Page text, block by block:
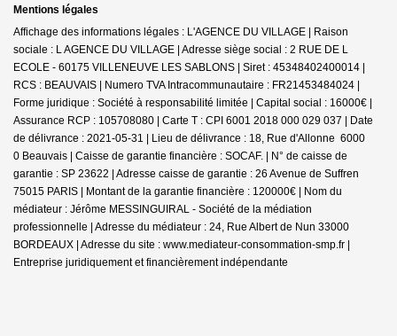
Mentions légales
Affichage des informations légales : L'AGENCE DU VILLAGE | Raison
sociale : L AGENCE DU VILLAGE | Adresse siège social : 2 RUE DE L
ECOLE - 60175 VILLENEUVE LES SABLONS | Siret : 45348402400014 |
RCS : BEAUVAIS | Numero TVA Intracommunautaire : FR21453484024 |
Forme juridique : Société à responsabilité limitée | Capital social : 16000€ |
Assurance RCP : 105708080 | Carte T : CPI 6001 2018 000 029 037 | Date
de délivrance : 2021-05-31 | Lieu de délivrance : 18, Rue d'Allonne 6000
0 Beauvais | Caisse de garantie financière : SOCAF. | N° de caisse de
garantie : SP 23622 | Adresse caisse de garantie : 26 Avenue de Suffren
75015 PARIS | Montant de la garantie financière : 120000€ | Nom du
médiateur : Jérôme MESSINGUIRAL - Société de la médiation
professionnelle | Adresse du médiateur : 24, Rue Albert de Nun 33000
BORDEAUX | Adresse du site : www.mediateur-consommation-smp.fr |
Entreprise juridiquement et financièrement indépendante